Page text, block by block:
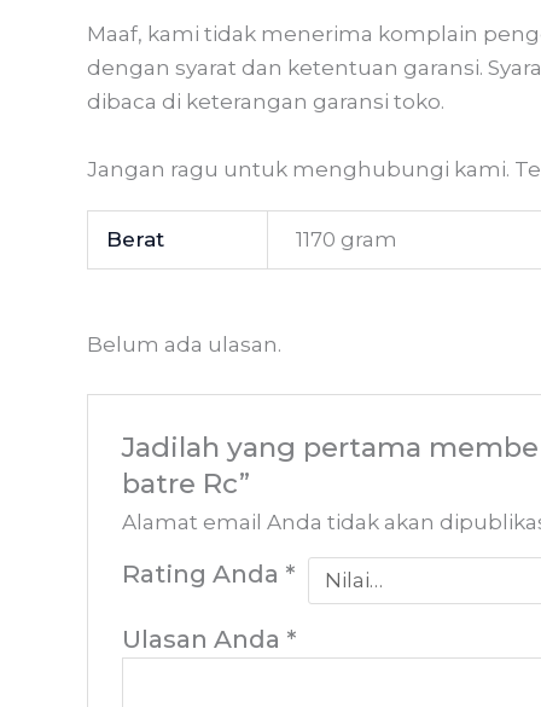
Maaf, kami tidak menerima komplain
dengan syarat dan ketentuan garansi.
dibaca di keterangan garansi toko.
Jangan ragu untuk menghubungi kami.
Berat 1170 gram
Belum ada ulasan.
Jadilah yang pertama
batre Rc”
Alamat email Anda tidak akan
Rating Anda *
Ulasan Anda *